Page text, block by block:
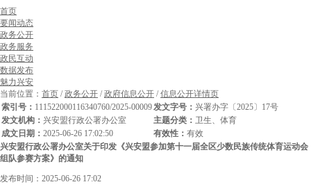
首页
要闻动态
政务公开
政务服务
政民互动
数据发布
魅力兴安
当前位置： 首页 /政务公开 /政府信息公开 /信息公开详情页
索引号： 111522000116340760/2025-00009发文字号： 兴署办字〔2025〕17号
发文机构： 兴安盟行政公署办公室 主题分类： 卫生、体育
成文日期： 2025-06-26 17:02:50 有效性： 有效
兴安盟行政公署办公室关于印发《兴安盟参加第十一届全区少数民族传统体育运动会
组队参赛方案》的通知
发布时间：2025-06-26 17:02